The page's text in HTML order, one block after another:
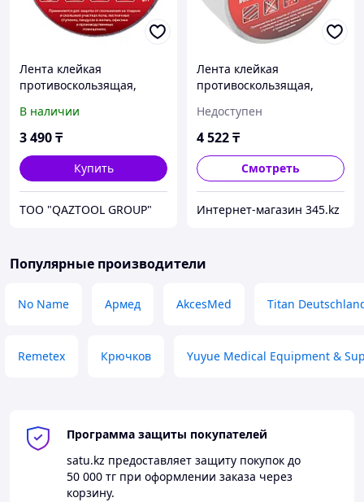
Лента клейкая
противоскользящая,
Matrix
В наличии
3 490₸
Купить
TOO "QAZTOOL GROUP"
Лента клейкая
противоскользящая,
Matrix
Недоступен
4 522₸
Смотреть
Интернет-магазин 345.kz
Популярные производители
No Name Армед AkcesMed Titan
Remetex Крючков Yuyue Medical Equipment &
Программа защиты покупателей
satu.kz предоставляет защиту покупок до
50 000 тг при оформлении заказа через
корзину.